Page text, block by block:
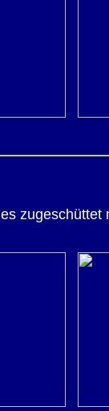
zugeschüttet